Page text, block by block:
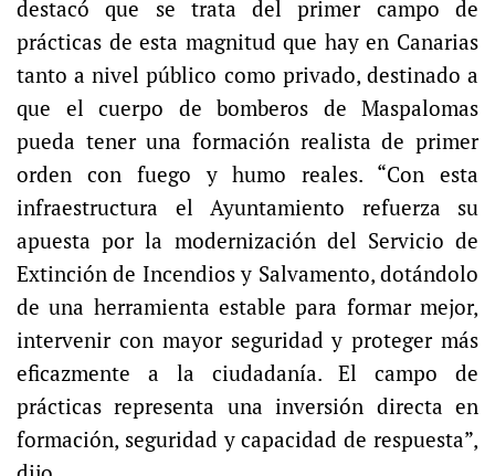
destacó que se trata del primer campo de
prácticas de esta magnitud que hay en Canarias
tanto a nivel público como privado, destinado a
que el cuerpo de bomberos de Maspalomas
pueda tener una formación realista de primer
orden con fuego y humo reales. “Con esta
infraestructura el Ayuntamiento refuerza su
apuesta por la modernización del Servicio de
Extinción de Incendios y Salvamento, dotándolo
de una herramienta estable para formar mejor,
intervenir con mayor seguridad y proteger más
eficazmente a la ciudadanía. El campo de
prácticas representa una inversión directa en
formación, seguridad y capacidad de respuesta”,